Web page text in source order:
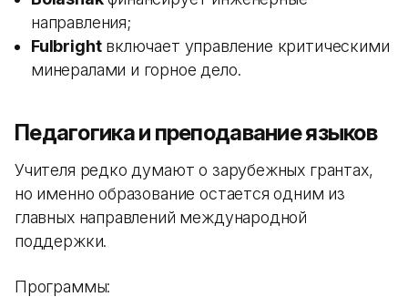
направления;
Fulbrightвключает управление критическими
минералами и горное дело.
Педагогика и преподавание языков
Учителя редко думают о зарубежных грантах,
но именно образование остается одним из
главных направлений международной
поддержки.
Программы: